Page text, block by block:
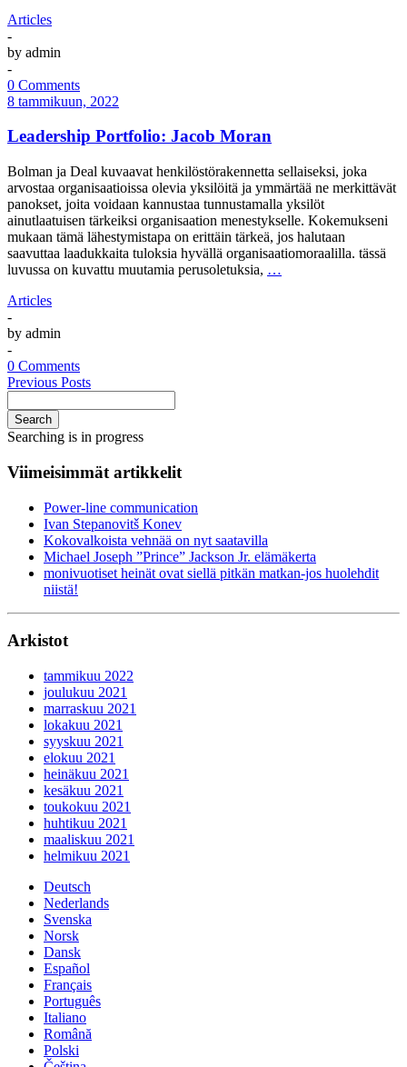
Articles
-
by admin
-
0 Comments
8 tammikuun, 2022
Leadership Portfolio: Jacob Moran
Bolman ja Deal kuvaavat henkilöstörakennetta sellaiseksi, joka
arvostaa organisaatioissa olevia yksilöitä ja ymmärtää ne merkittävät
panokset, joita voidaan kannustaa tunnustamalla yksilöt
ainutlaatuisen tärkeiksi organisaation menestykselle. Kokemukseni
mukaan tämä lähestymistapa on erittäin tärkeä, jos halutaan
saavuttaa laadukkaita tuloksia hyvällä organisaatiomoraalilla. tässä
luvussa on kuvattu muutamia perusoletuksia, …
Articles
-
by admin
-
0 Comments
Previous Posts
Search
Searching is in progress
Viimeisimmät artikkelit
Power-line communication
Ivan Stepanovitš Konev
Kokovalkoista vehnää on nyt saatavilla
Michael Joseph ”Prince” Jackson Jr. elämäkerta
monivuotiset heinät ovat siellä pitkän matkan-jos huolehdit
niistä!
Arkistot
tammikuu 2022
joulukuu 2021
marraskuu 2021
lokakuu 2021
syyskuu 2021
elokuu 2021
heinäkuu 2021
kesäkuu 2021
toukokuu 2021
huhtikuu 2021
maaliskuu 2021
helmikuu 2021
Deutsch
Nederlands
Svenska
Norsk
Dansk
Español
Français
Português
Italiano
Română
Polski